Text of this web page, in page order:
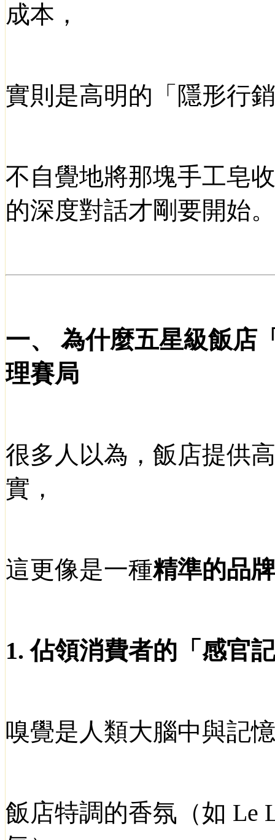
成本，
實則是高明的「隱形行
不自覺地將那塊手工皂
的深度對話才剛要開始。
一、
為什麼五星級飯店
理賽局
很多人以為，飯店提供
實，
這更像是一種精準的品
1.佔領消費者的「感官
嗅覺是人類大腦中與記
飯店特調的香氛（如 Le